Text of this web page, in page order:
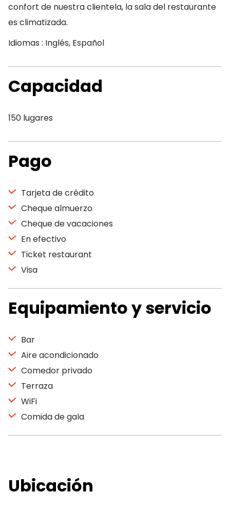
confort de nuestra clientela, la sala del restaurante
es climatizada.
Idiomas : Inglés, Español
Capacidad
150 lugares
Pago
Tarjeta de crédito
Cheque almuerzo
Cheque de vacaciones
En efectivo
Ticket restaurant
Visa
Equipamiento y servicio
Bar
Aire acondicionado
Comedor privado
Terraza
WiFi
Comida de gala
Ubicación